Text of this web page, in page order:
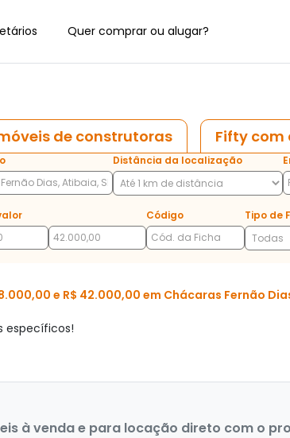
Quer comprar ou alugar?
de construtoras Fifty com
Distância da localização
Código Tipo de
e R$ 42.000,00 em Chácaras Fernão
específicos!
à venda e para locação direto com o